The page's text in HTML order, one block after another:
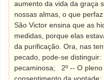
aumento da vida da graça
nossas almas, o que
São Victor ensina que as
medidas, porque elas
da purificação. Ora, nas
pecado, pode-se distinguir:
pecaminosa;
2º -- O